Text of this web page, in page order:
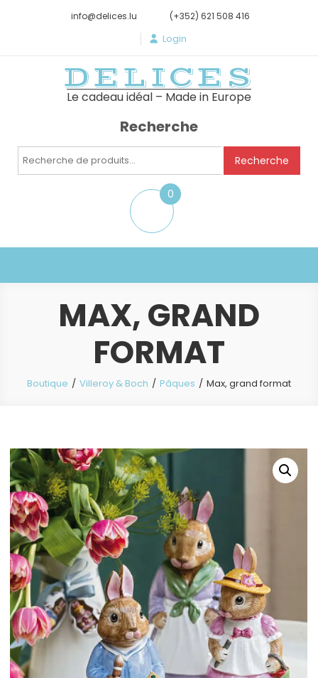
info@delices.lu (+352) 621 508 416
Login
DELICES
Le cadeau idéal – Made in Europe
Recherche
Recherche
Recherche
0
item
MAX, GRAND
FORMAT
Boutique Villeroy & Boch Pâques Max, grand format